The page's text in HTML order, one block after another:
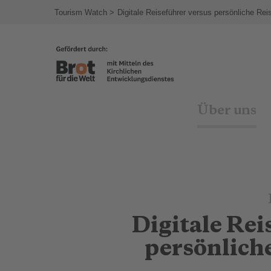
Tourism Watch Digitale Reiseführer versus persönliche
Über uns
Digitale